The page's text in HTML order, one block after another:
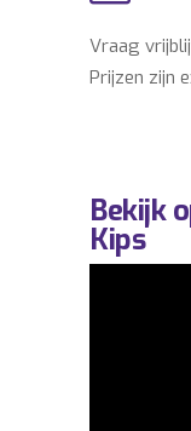
Vraag
Prijzen zijn
Bekijk
Kips